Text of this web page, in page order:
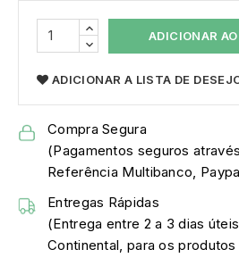
ADICIONAR
ADICIONAR A LISTA DE
Compra Segura
(Pagamentos seguros
Referência Multibanco,
Entregas Rápidas
(Entrega entre 2 a 3 dias
Continental, para os